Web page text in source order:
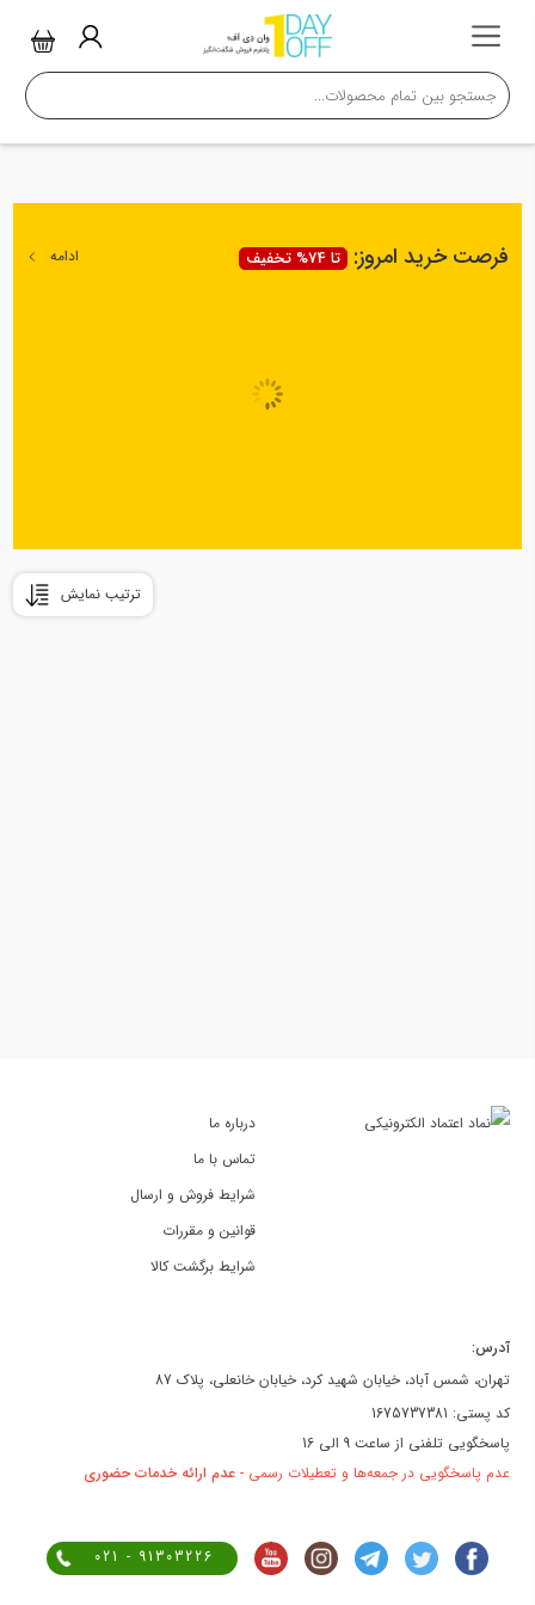
فرصت خرید امروز: تا 74% تخفیف ادامه
ترتیب نمایش
درباره ما
تماس با ما
شرایط فروش و ارسال
قوانین و مقررات
شرایط برگشت کالا
آدرس:
تهران، شمس آباد، خیابان شهید کرد، خیابان خانعلی، پلاک 87
کد پستی: 1675737381
پاسخگویی تلفنی از ساعت 9 الی 16
عدم پاسخگویی در جمعه‌ها و تعطیلات رسمی -عدم ارائه خدمات حضوری
021 - 91303226